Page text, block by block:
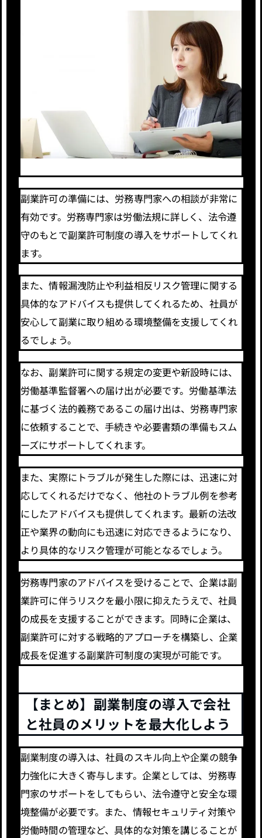
副業許可の準備には、労務専門家への相談が非常に
有効です。労務専門家は労働法規に詳しく、法令遵
守のもとで副業許可制度の導入をサポートしてくれ
ます。
また、情報漏洩防止や利益相反リスク管理に関する
具体的なアドバイスも提供してくれるため、社員が
安心して副業に取り組める環境整備を支援してくれ
るでしょう。
なお、副業許可に関する規定の変更や新設時には、
労働基準監督署への届け出が必要です。労働基準法
に基づく法的義務であるこの届け出は、労務専門家
に依頼することで、手続きや必要書類の準備もスム
ーズにサポートしてくれます。
また、実際にトラブルが発生した際には、迅速に対
応してくれるだけでなく、他社のトラブル例を参考
にしたアドバイスも提供してくれます。最新の法改
正や業界の動向にも迅速に対応できるようになり、
より具体的なリスク管理が可能となるでしょう。
労務専門家のアドバイスを受けることで、企業は副
業許可に伴うリスクを最小限に抑えたうえで、社員
の成長を支援することができます。同時に企業は、
副業許可に対する戦略的アプローチを構築し、企業
成長を促進する副業許可制度の実現が可能です。
【まとめ】副業制度の導入で会社
と社員のメリットを最大化しよう
副業制度の導入は、社員のスキル向上や企業の競争
力強化に大きく寄与します。企業としては、労務専
門家のサポートをしてもらい、法令遵守と安全な環
境整備が必要です。また、情報セキュリティ対策や
労働時間の管理など、具体的な対策を講じることが